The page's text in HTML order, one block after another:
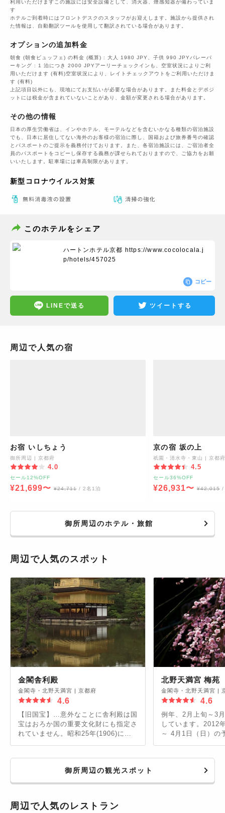
利用いただけますこの施設には安全設備として、消火器、煙感知器が備わっていま
す
ホテルご到着時にはフロントデスクのスタッフがお迎えします。施設から提供され
た情報は、自動翻訳ツールを使用して翻訳されている場合があります。
オプションの追加料金
朝食 (朝食ビュッフェ) の料金 (概算) : 大人 1980 JPY、子供 990 JPYバレーパ
ーキング : 1 泊につき 2000 JPYアーリーチェックインも、空室状況によりご利
用いただけます (有料)空室状況により、レイトチェックアウトをご利用いただけま
す (有料)
上記項目以外にも、現地にてお支払いが必要な場合があります。また料金とデポジ
ットには税金が含まれていないことがあり、金額が変更される場合があります。
その他の情報
日本の厚生労働省は、インやホテル、モーテルなどを含むいかなる種類の宿泊施設
でも、日本に​居住してない海外のお客様の宿泊に際し、国籍および旅券番号の確認
とパスポートのご提示を義務付け​ております。また、各宿泊施設には、ご宿泊者全
員のパスポートをコピーし保存する義務が課せられておりますの​で、ご協力をお願
いいたします。駐車場には車高制限があります。
新型コロナウイルス対策
このホテルをシェア
ハートンホテル京都 https://www.cocolocala.j
p/hotels/457025
コピー
LINEで送る ツイートする
周辺で人気の宿
お宿 いしちょう
御所周辺 | 京都府
4.0
セール12%OFF
¥21,699〜 ¥24,711 / 2名1泊
京の宿 坂の上
祇園・清水寺・東山 | 京都府
4.5
セール36%OFF
¥26,931〜 ¥42,015 /
御所周辺のホテル・旅館
周辺で人気のスポット
金閣舎利殿
金閣寺・北野天満宮 | 京都府
4.6
【旧国宝】…意外なことに舎利殿は国
宝はおろか国の重要文化財にも指定さ
れていません。昭和25年(1906)に学
から三年かけての再建〜昭和61年2月
から昭和62年10月までの昭和大修復
北野天満宮 梅苑
金閣寺・北野天満宮 |
4.6
例年、2月上旬～3
しています。2012
～ 4月1日（日）の
御所周辺の観光スポット
周辺で人気のレストラン